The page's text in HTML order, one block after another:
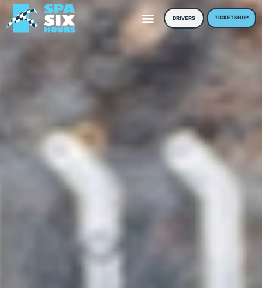
DRIVERS TICKETSHOP